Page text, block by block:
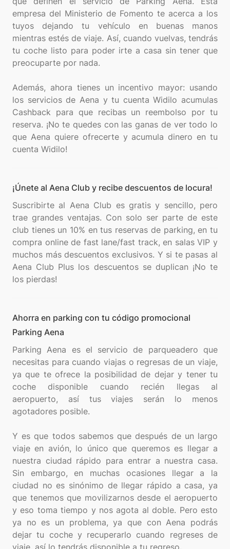
empresa del Ministerio de Fomento te acerca a los
tuyos dejando tu vehículo en buenas manos
mientras estés de viaje. Así, cuando vuelvas, tendrás
tu coche listo para poder irte a casa sin tener que
preocuparte por nada.
Además, ahora tienes un incentivo mayor: usando
los servicios de Aena y tu cuenta Widilo acumulas
Cashback para que recibas un reembolso por tu
reserva. ¡No te quedes con las ganas de ver todo lo
que Aena quiere ofrecerte y acumula dinero en tu
¡Únete al Aena Club y recibe descuentos de locura!
Suscribirte al Aena Club es gratis y sencillo, pero
trae grandes ventajas. Con solo ser parte de este
club tienes un 10% en tus reservas de parking, en tu
compra online de fast lane/fast track, en salas VIP y
muchos más descuentos exclusivos. Y si te pasas al
Aena Club Plus los descuentos se duplican ¡No te
Ahorra en parking con tu código promocional
Parking Aena
Parking Aena es el servicio de parqueadero que
necesitas para cuando viajas o regresas de un viaje,
ya que te ofrece la posibilidad de dejar y tener tu
coche disponible cuando recién llegas al
aeropuerto, así tus viajes serán lo menos
agotadores posible.
Y es que todos sabemos que después de un largo
viaje en avión, lo único que queremos es llegar a
nuestra ciudad rápido para entrar a nuestra casa.
Sin embargo, en muchas ocasiones llegar a la
ciudad no es sinónimo de llegar rápido a casa, ya
que tenemos que movilizarnos desde el aeropuerto
y eso toma tiempo y nos agota al doble. Pero esto
ya no es un problema, ya que con Aena podrás
dejar tu coche y recuperarlo cuando regreses de
viaje, así lo tendrás disponible a tu regreso.